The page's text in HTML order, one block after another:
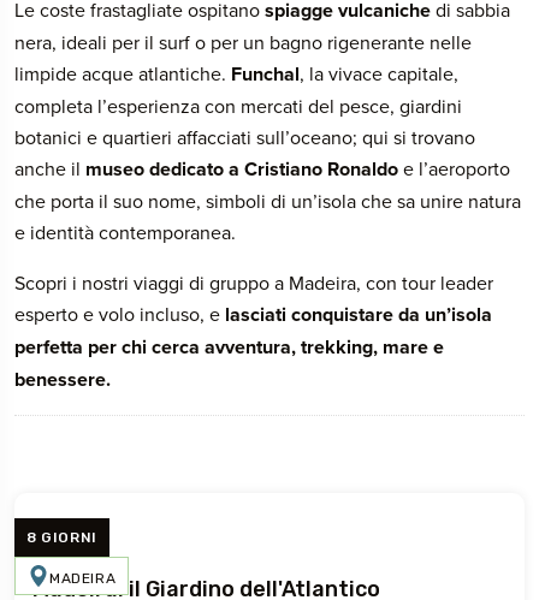
Le coste frastagliate ospitanospiagge vulcanichedi sabbia
nera, ideali per il surf o per un bagno rigenerante nelle
limpide acque atlantiche. Funchal, la vivace capitale,
completa l’esperienza con mercati del pesce, giardini
botanici e quartieri affacciati sull’oceano; qui si trovano
anche il museo dedicato a Cristiano Ronaldoe l’aeroporto
che porta il suo nome, simboli di un’isola che sa unire natura
e identità contemporanea.
Scopri i nostri viaggi di gruppo a Madeira, con tour leader
esperto e volo incluso, e lasciati conquistare da un’isola
perfetta per chi cerca avventura, trekking, mare e
benessere.
8 GIORNI
MADEIRA
Madeira: il Giardino dell'Atlantico